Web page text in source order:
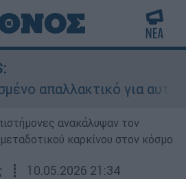
για αυτήν»:
ανακάλυψαν τον
καρκίνου στον κόσμο
┋ 10.05.2026 21:34